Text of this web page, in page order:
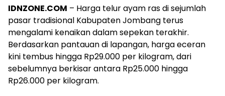
IDNZONE.COM – Harga telur ayam ras di sejumlah
pasar tradisional Kabupaten Jombang terus
mengalami kenaikan dalam sepekan terakhir.
Berdasarkan pantauan di lapangan, harga eceran
kini tembus hingga Rp29.000 per kilogram, dari
sebelumnya berkisar antara Rp25.000 hingga
Rp26.000 per kilogram.